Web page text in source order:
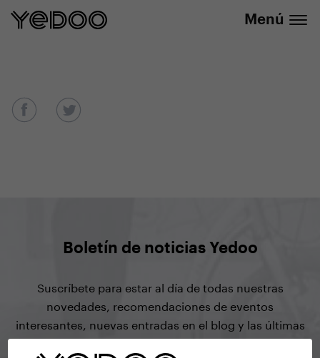
Menú
Boletín de noticias Yedoo
Suscríbete para estar al día de todas nuestras
novedades, recomendaciones de eventos
interesantes, nuevas entradas en el blog y las últimas
actualizaciones de nuestros productos.